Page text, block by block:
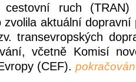
cestovní ruch
zvolila aktuální dopravní
transevropských
včetně Komisí
(CEF).